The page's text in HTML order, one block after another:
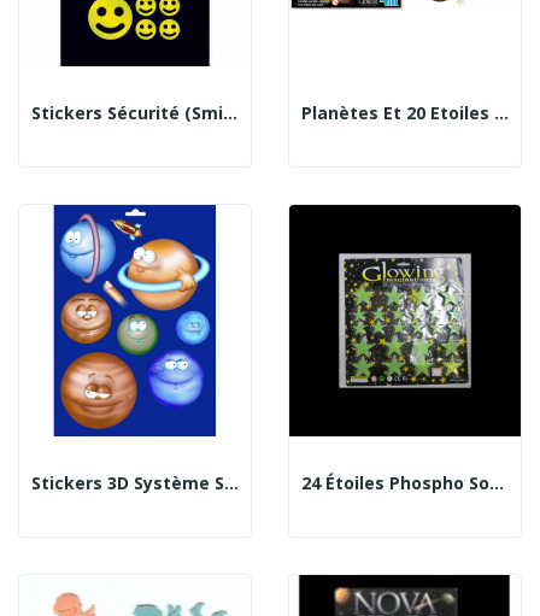
Stickers Sécurité (smiley) Planètes Et 20 Etoiles Phosphorescentes
Stickers 3D Système Solaire Phosphorescents... 24 Étoiles Phospho Sous Blister